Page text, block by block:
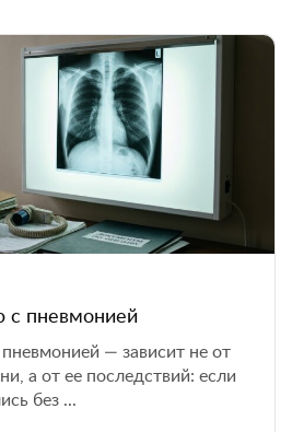
с пневмонией
— зависит не от
а от ее последствий: если
без ...